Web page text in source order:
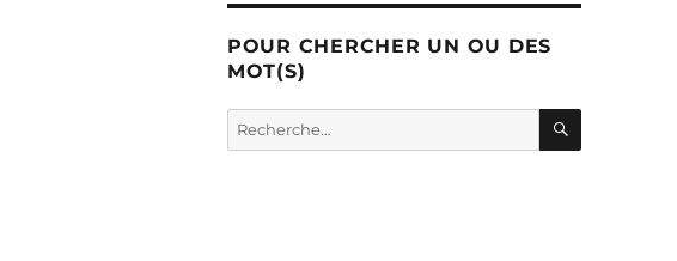
POUR CHERCHER UN OU DES
MOT(S)
Recherche
pour :